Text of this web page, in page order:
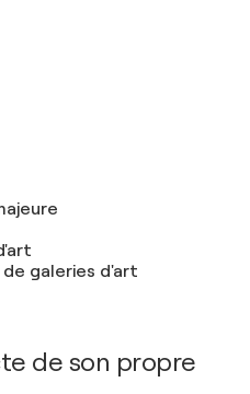
de galeries d'art
de son propre